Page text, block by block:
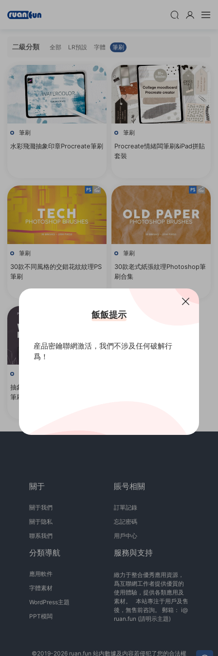
二級分類 全部 LR預設 字體 筆刷
筆刷
水彩飛濺抽象印章Procreate筆刷
筆刷
Procreate情緒闆筆刷&iPad拼貼
套裝
筆刷
30款不同風格的交錯花紋紋理PS
筆刷
筆刷
30款老式紙張紋理Photoshop筆
刷合集
抽象線框多邊形形狀Photoshop
筆刷
關于
關于我們
關于隐私
聯系我們
賬号相關
訂單記錄
忘記密碼
用戶中心
分類導航
應用軟件
字體素材
WordPress主題
PPT模闆
服務與支持
緻力于整合優秀應用資源，
爲互聯網工作者提供優質的
使用體驗，提供各類應用及
素材。 本站專注于用戶及售
後，無售前咨詢。 郵箱： i@
ruan.fun (請明示主題)
©2019-2026 ruan.fun 站内數據及内容若侵犯了您的合法權
飯飯提示
産品密鑰聯網激活，我們不涉及任何破解行
爲！